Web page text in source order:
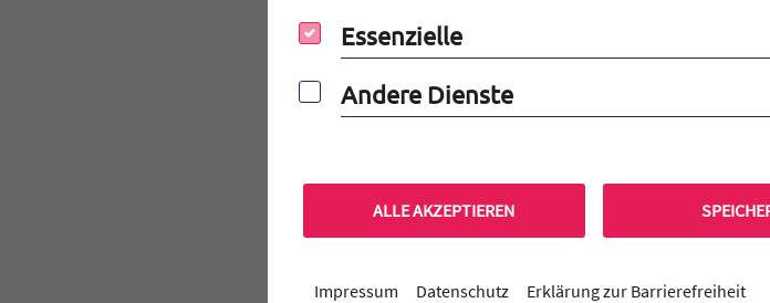
Essenzielle
Essenzielle
Andere Dienste
Andere Dienste
ALLE AKZEPTIEREN
Impressum Datenschutz Erklärung zur Barrierefreiheit